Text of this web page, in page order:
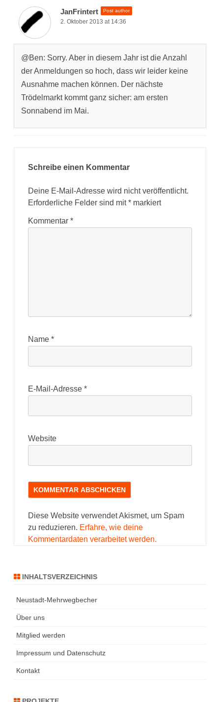
JanFrintert Post author
2. Oktober 2013 at 14:36
@Ben: Sorry. Aber in diesem Jahr ist die Anzahl
der Anmeldungen so hoch, dass wir leider keine
Ausnahme machen können. Der nächste
Trödelmarkt kommt ganz sicher: am ersten
Sonnabend im Mai.
Schreibe einen Kommentar
Deine E-Mail-Adresse wird nicht veröffentlicht.
Erforderliche Felder sind mit* markiert
Kommentar *
Name *
E-Mail-Adresse *
Website
Diese Website verwendet Akismet, um Spam
zu reduzieren. Erfahre, wie deine
Kommentardaten verarbeitet werden.
INHALTSVERZEICHNIS
Neustadt-Mehrwegbecher
Über uns
Mitglied werden
Impressum und Datenschutz
Kontakt